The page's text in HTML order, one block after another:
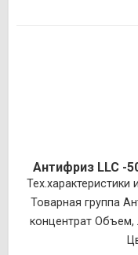
Антифриз LLC -
Товарная группа
концентрат Объем,